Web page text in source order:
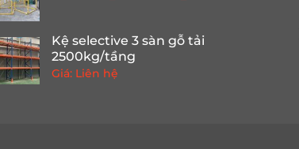
4.500.000 ₫.
là:
Kệ selective 3 sàn gỗ tải
2500kg/tầng
Giá: Liên hệ